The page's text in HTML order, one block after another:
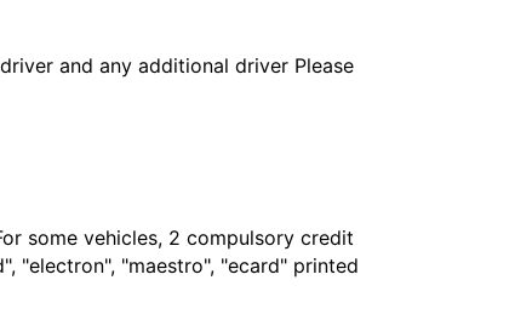
and any additional driver Please
some vehicles, 2 compulsory credit
"electron", "maestro", "ecard" printed